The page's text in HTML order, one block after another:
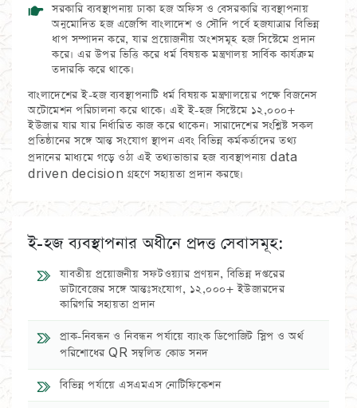
সরকারি ব্যবস্থাপনায় ঢাকা হজ অফিস ও বেসরকারি ব্যবস্থাপনায়
অনুমোদিত হজ এজেন্সি বাংলাদেশ ও সৌদি পর্বে হজযাত্রার বিভিন্ন
ধাপ সম্পাদন করে, যার প্রয়োজনীয় অংশসমূহ হজ সিস্টেমে প্রদান
করে। এর উপর ভিত্তি করে ধর্ম বিষয়ক মন্ত্রণালয় সার্বিক কার্যক্রম
তদারকি করে থাকে।
বাংলাদেশের ই-হজ ব্যবস্থাপনাটি ধর্ম বিষয়ক মন্ত্রণালয়ের পক্ষে বিজনেস
অটোমেশন পরিচালনা করে থাকে। এই ই-হজ সিস্টেমে ১২,০০০+
ইউজার যার যার নির্ধারিত কাজ করে থাকেন। সারাদেশের সংশ্লিষ্ট সকল
প্রতিষ্ঠানের সঙ্গে আন্ত সংযোগ স্থাপন এবং বিভিন্ন কর্মকর্তাদের তথ্য
প্রদানের মাধ্যমে গড়ে ওঠা এই তথ্যভান্ডার হজ ব্যবস্থাপনায় data
driven decision গ্রহণে সহায়তা প্রদান করছে।
ই-হজ ব্যবস্থাপনার অধীনে প্রদত্ত সেবাসমূহ:
যাবতীয় প্রয়োজনীয় সফটওয়্যার প্রণয়ন, বিভিন্ন দপ্তরের
ডাটাবেজের সঙ্গে আন্তঃসংযোগ, ১২,০০০+ ইউজারদের
কারিগরি সহায়তা প্রদান
প্রাক-নিবন্ধন ও নিবন্ধন পর্যায়ে ব্যাংক ডিপোজিট স্লিপ ও অর্থ
পরিশোধের QR সম্বলিত কোড সনদ
বিভিন্ন পর্যায়ে এসএমএস নোটিফিকেশন